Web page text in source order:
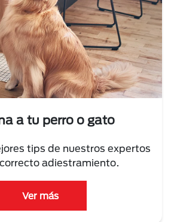
Next
a tu perro o gato
tips de nuestros expertos
adiestramiento.
Ver más